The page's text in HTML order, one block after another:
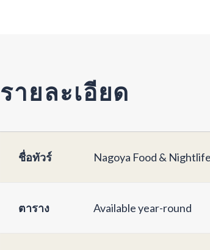
รายละเอียด
ชื่อทัวร์ Nagoya Food &
ตาราง Available year-round